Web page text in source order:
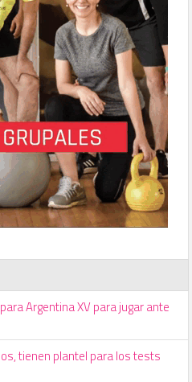
Argentina XV para jugar ante
tienen plantel para los tests